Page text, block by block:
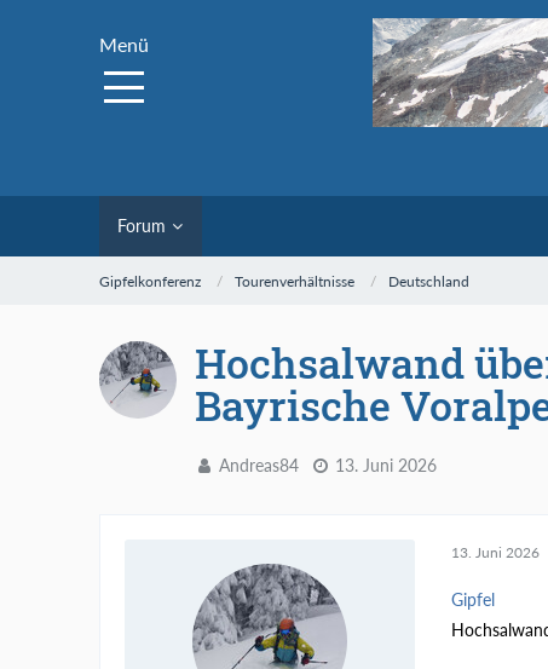
Menü
Forum
Gipfelkonferenz Tourenverhältnisse Deutschland
Hochsalwand
Bayrische
Andreas84 13. Juni 2026
13. Juni 2026
Gipfel